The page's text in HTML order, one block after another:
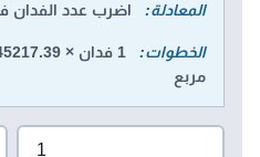
المعادلة: اضرب عدد الفدان في
الخطوات:
مربع